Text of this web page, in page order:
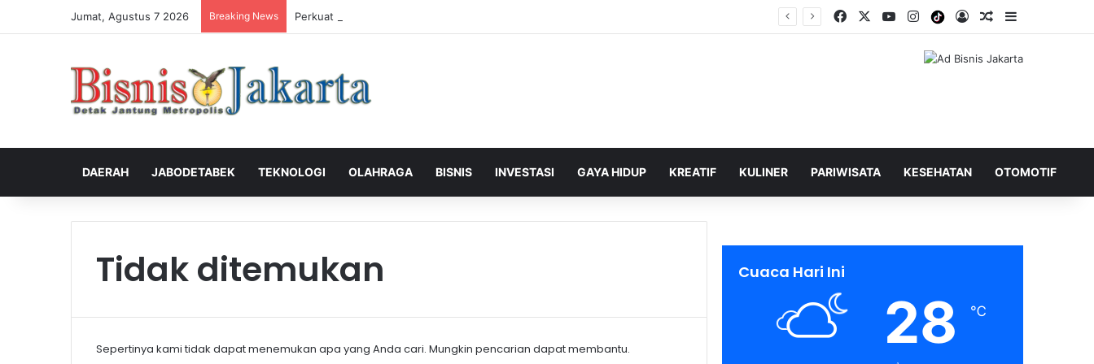
Jumat, Agustus 7 2026 Breaking News Perkuat Pengalaman Pelanggan, PLN Icon Plus Sabet Tiga Penghargaan CCW 2026 Facebook YouTubeInstagramTiktokLog InShuffle Berita
DAERAH JABODETABEK TEKNOLOGI OLAHRAGA BISNIS INVESTASI GAYA HIDUP KREATIF KULINER PARIWISATA KESEHATAN OTOMOTIF
Tidak ditemukan
Sepertinya kami tidak dapat menemukan apa yang Anda cari. Mungkin pencarian dapat membantu.
Cuaca Hari Ini
28 ℃